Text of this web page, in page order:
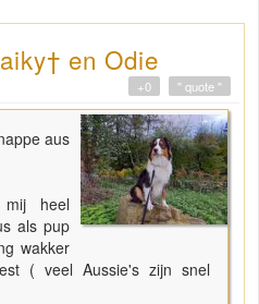
en Odie
" quote "
+0
aus
heel
als pup
wakker
( veel Aussie's zijn snel